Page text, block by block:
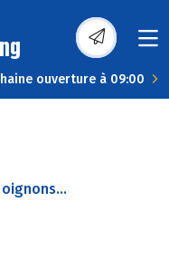
ouverture à 09:00